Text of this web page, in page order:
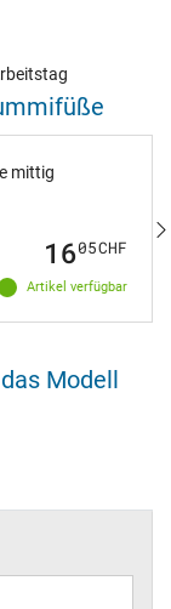
mittig
Artikel verfügbar
1605CHF
Modell